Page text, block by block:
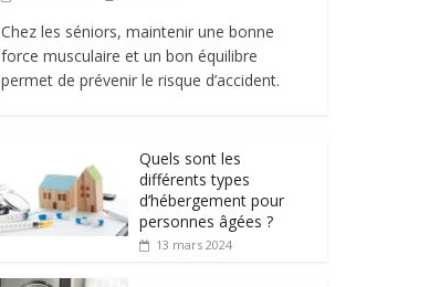
Chez les séniors, maintenir une bonne
force musculaire et un bon équilibre
permet de prévenir le risque d’accident.
Quels sont les
différents types
d’hébergement pour
personnes âgées ?
13 mars 2024